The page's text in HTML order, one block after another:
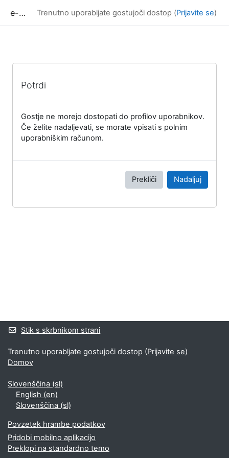
e-učilnica UP FAMNIT Trenutno uporabljate gostujoči dostop (Prijavite se)
Potrdi
Gostje ne morejo dostopati do profilov uporabnikov.
Če želite nadaljevati, se morate vpisati s polnim
uporabniškim računom.
Prekliči Nadaljuj
Stik s skrbnikom strani
Trenutno uporabljate gostujoči dostop (Prijavite se)
Domov
Slovenščina ‎(sl)‎
English ‎(en)‎
Slovenščina ‎(sl)‎
Povzetek hrambe podatkov
Pridobi mobilno aplikacijo
Preklopi na standardno temo